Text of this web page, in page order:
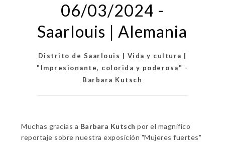
06/03/2024 -
Saarlouis | Alemania
Distrito de Saarlouis | Vida y cultura |
"Impresionante, colorida y poderosa" -
Barbara Kutsch
Muchas gracias a Barbara Kutsch por el magnífico
reportaje sobre nuestra exposición "Mujeres fuertes"